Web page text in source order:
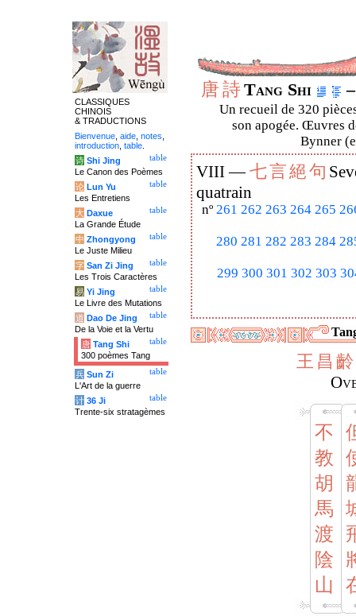
唐詩Tang Shi
Un recueil de 320
son apogée. Œuvres
Bynner
VIII —七言絕句
quatrain
nº 261 262 263 264 265
280 281 282 283 284
299 300 301 302 303
王 昌 齡
不
教
胡
馬
渡
陰
山
CLASSIQUES
CHINOIS
& TRADUCTIONS
Bienvenue aide notes
introduction table
table
诗 Shi Jing
Le Canon des Poèmes
table
论 Lun Yu
Les Entretiens
table
大 Daxue
La Grande Étude
table
中 Zhongyong
Le Juste Milieu
table
字 San Zi Jing
Les Trois Caractères
table
易 Yi Jing
Le Livre des Mutations
table
道 Dao De Jing
De la Voie et la Vertu
table
唐 Tang Shi
300 poèmes Tang
table
兵 Sun Zi
L'Art de la guerre
table
计 36 Ji
Trente-six stratagèmes